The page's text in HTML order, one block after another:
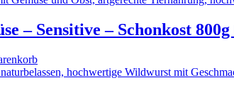
– Sensitive – Schonkost